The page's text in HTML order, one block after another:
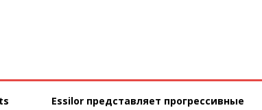
Essilor представляет прогрессивные